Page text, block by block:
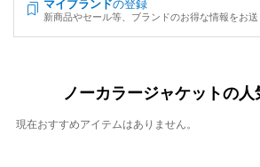
マイブランドの登録
新商品やセール等、ブランドのお得な情報をお送
ノーカラージャケットの人
現在おすすめアイテムはありません。